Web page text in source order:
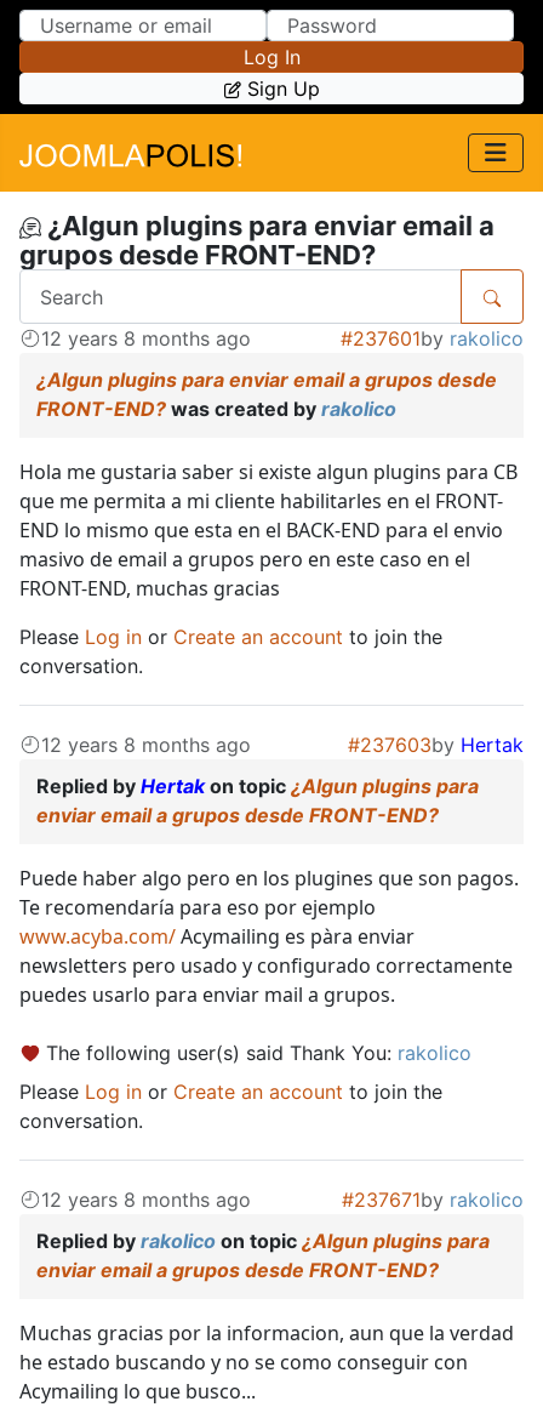
Skip to Content
Skip to Menu
Log In
Sign Up
¿Algun plugins para enviar email a
grupos desde FRONT-END?
12 years 8 months ago #237601by rakolico
¿Algun plugins para enviar email a grupos desde
FRONT-END? was created by rakolico
Hola me gustaria saber si existe algun plugins para CB
que me permita a mi cliente habilitarles en el FRONT-
END lo mismo que esta en el BACK-END para el envio
masivo de email a grupos pero en este caso en el
FRONT-END, muchas gracias
Please Log in or Create an account to join the
conversation.
12 years 8 months ago #237603by Hertak
Replied by Hertakon topic ¿Algun plugins para
enviar email a grupos desde FRONT-END?
Puede haber algo pero en los plugines que son pagos.
Te recomendaría para eso por ejemplo
www.acyba.com/Acymailing es pàra enviar
newsletters pero usado y configurado correctamente
puedes usarlo para enviar mail a grupos.
The following user(s) said Thank You: rakolico
Please Log in or Create an account to join the
conversation.
12 years 8 months ago #237671by rakolico
Replied by rakolico on topic ¿Algun plugins para
enviar email a grupos desde FRONT-END?
Muchas gracias por la informacion, aun que la verdad
he estado buscando y no se como conseguir con
Acymailing lo que busco...